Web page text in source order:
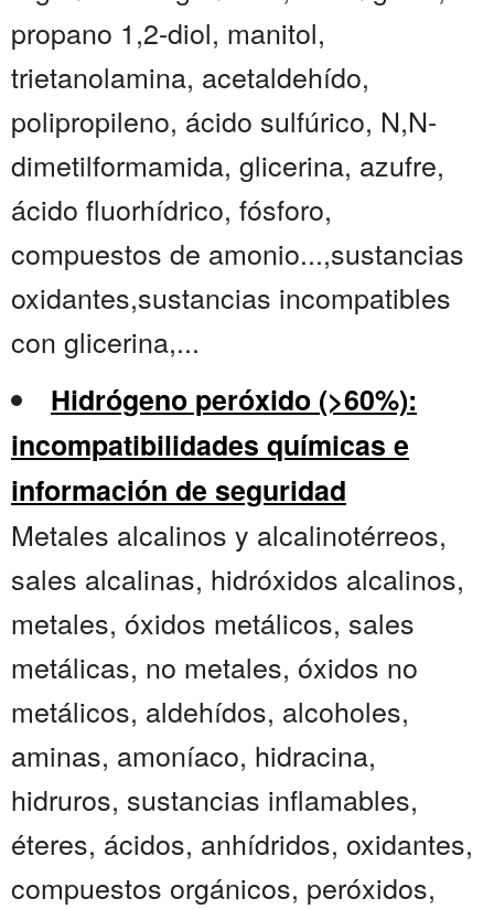
propano 1,2-diol, manitol,
trietanolamina, acetaldehído,
polipropileno, ácido sulfúrico, N,N-
dimetilformamida, glicerina, azufre,
ácido fluorhídrico, fósforo,
compuestos de amonio...,sustancias
oxidantes,sustancias incompatibles
con glicerina,...
Hidrógeno peróxido (>60%):
incompatibilidades químicas e
información de seguridad
Metales alcalinos y alcalinotérreos,
sales alcalinas, hidróxidos alcalinos,
metales, óxidos metálicos, sales
metálicas, no metales, óxidos no
metálicos, aldehídos, alcoholes,
aminas, amoníaco, hidracina,
hidruros, sustancias inflamables,
éteres, ácidos, anhídridos, oxidantes,
compuestos orgánicos, peróxidos,